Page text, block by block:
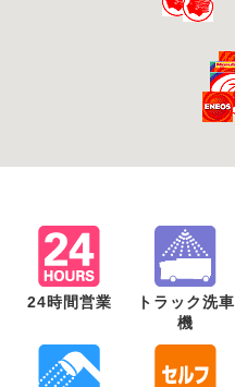
24時間営業
トラック洗車
機